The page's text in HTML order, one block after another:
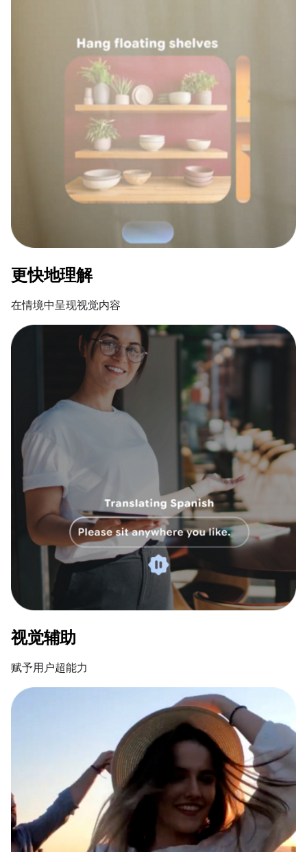
更快地理解
在情境中呈现视觉内容
视觉辅助
赋予用户超能力